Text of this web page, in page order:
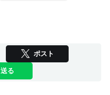
ポスト
送る